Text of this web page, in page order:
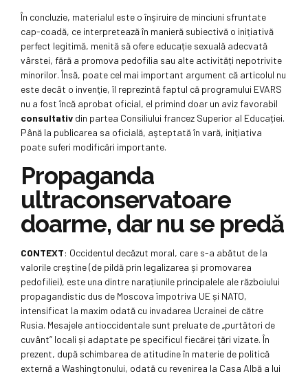
În concluzie, materialul este o înşiruire de minciuni sfruntate
cap-coadă, ce interpretează în manieră subiectivă o inițiativă
perfect legitimă, menită să ofere educație sexuală adecvată
vârstei, fără a promova pedofilia sau alte activități nepotrivite
minorilor. Însă, poate cel mai important argument că articolul nu
este decât o invenţie, îl reprezintă faptul că programului EVARS
nu a fost încă aprobat oficial, el primind doar un aviz favorabil
consultativ din partea Consiliului francez Superior al Educației.
Până la publicarea sa oficială, aşteptată în vară, iniţiativa
poate suferi modificări importante.
Propaganda
ultraconservatoare
doarme, dar nu se predă
CONTEXT: Occidentul decăzut moral, care s-a abătut de la
valorile creștine (de pildă prin legalizarea și promovarea
pedofiliei), este una dintre narațiunile principalele ale războiului
propagandistic dus de Moscova împotriva UE și NATO,
intensificat la maxim odată cu invadarea Ucrainei de către
Rusia. Mesajele antioccidentale sunt preluate de „purtători de
cuvânt” locali și adaptate pe specificul fiecărei țări vizate. În
prezent, după schimbarea de atitudine în materie de politică
externă a Washingtonului, odată cu revenirea la Casa Albă a lui